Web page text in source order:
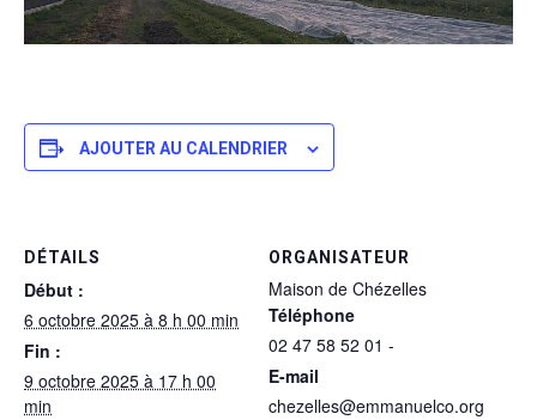
AJOUTER AU CALENDRIER
DÉTAILS
Début :
6 octobre 2025 à 8 h 00 min
Fin :
9 octobre 2025 à 17 h 00
min
ORGANISATEUR
Maison de Chézelles
Téléphone
02 47 58 52 01 -
E-mail
chezelles@emmanuelco.org